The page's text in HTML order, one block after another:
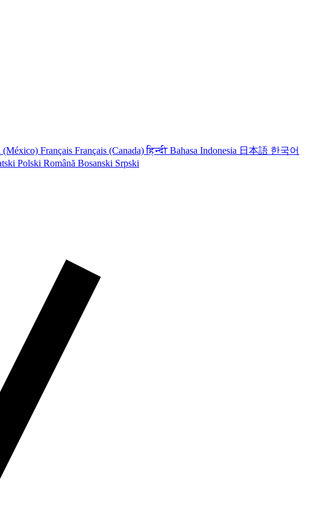
(México) Français Français (Canada)हिन्दीBahasa Indonesia 日本語 한국어
Polski Română Bosanski Srpski